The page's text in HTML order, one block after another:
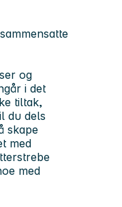
og
i det
tiltak,
du dels
skape
med
med